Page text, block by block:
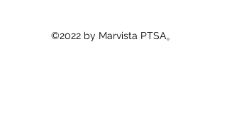
©2022 by Marvista PTSA。